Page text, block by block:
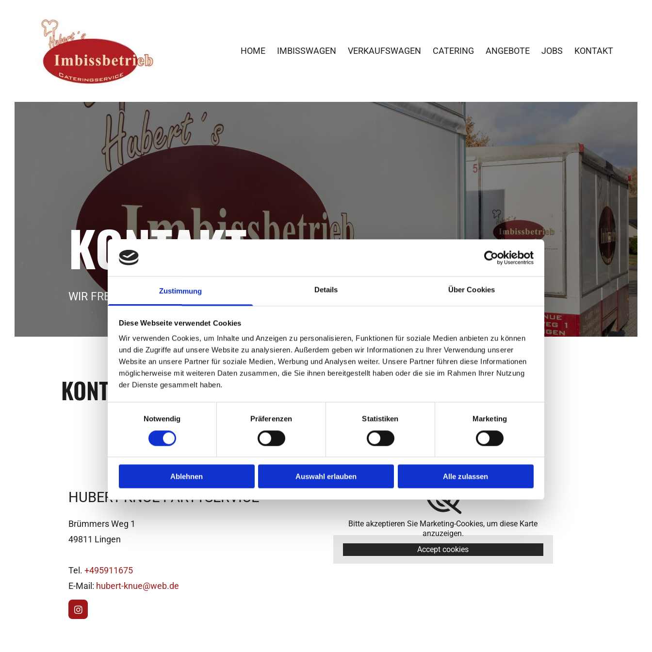
Zustimmung Details Über Cookies
Diese Webseite verwendet Cookies
Wir verwenden Cookies, um Inhalte und Anzeigen zu personalisieren, Funktionen für soziale Medien anbieten zu können
und die Zugriffe auf unsere Website zu analysieren. Außerdem geben wir Informationen zu Ihrer Verwendung unserer
Website an unsere Partner für soziale Medien, Werbung und Analysen weiter. Unsere Partner führen diese Informationen
möglicherweise mit weiteren Daten zusammen, die Sie ihnen bereitgestellt haben oder die sie im Rahmen Ihrer Nutzung
der Dienste gesammelt haben.
Notwendig
Präferenzen Statistiken Marketing
Ablehnen Auswahl erlauben Alle zulassen
HOME IMBISSWAGEN VERKAUFSWAGEN CATERING ANGEBOTE JOBS KONTAKT
KONTAKT
WIR FREUEN UNS AUF IHRE ANFRAGE!
KONTAKTIEREN SIE UNS
HUBERT KNUE PARTYSERVICE
Brümmers Weg 1
49811 Lingen
Tel. +495911675
E-Mail: hubert-knue@web.de
Bitte akzeptieren Sie Marketing-Cookies, um diese Karte
anzuzeigen.
Accept cookies